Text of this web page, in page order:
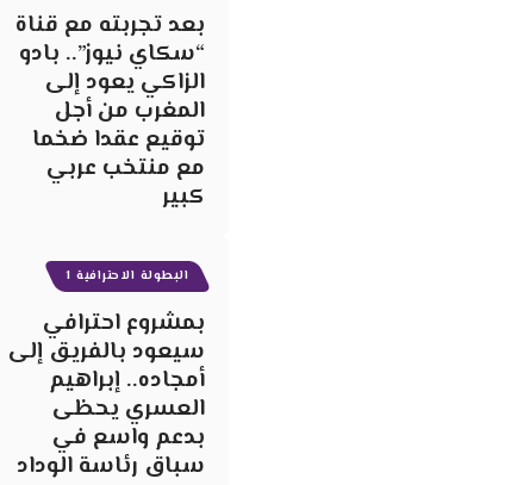
بعد تجربته مع قناة
“سكاي نيوز”.. بادو
الزاكي يعود إلى
المغرب من أجل
توقيع عقدا ضخما
مع منتخب عربي
كبير
البطولة الاحترافية 1
بمشروع احترافي
سيعود بالفريق إلى
أمجاده.. إبراهيم
العسري يحظى
بدعم واسع في
سباق رئاسة الوداد